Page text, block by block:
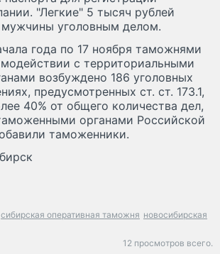
"Легкие" 5 тысяч рублей
мужчины уголовным делом.
года по 17 ноября таможнями
с территориальными
возбуждено 186 уголовных
предусмотренных ст. ст. 173.1,
40% от общего количества дел,
органами Российской
таможенники.
сибирская оперативная таможня новосибирская
12 просмотров всего.